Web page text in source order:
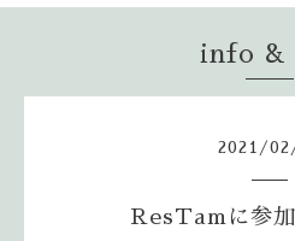
info &
2021 /02
ResTamに参